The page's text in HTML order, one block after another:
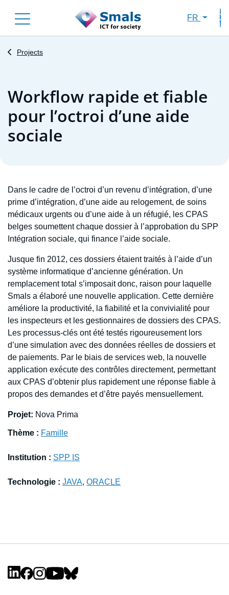
to
main
FR
Projects
Workflow rapide et fiable
pour l’octroi d’une aide
sociale
Dans le cadre de l’octroi d’un revenu d’intégration, d’une
prime d’intégration, d’une aide au relogement, de soins
médicaux urgents ou d’une aide à un réfugié, les CPAS
belges soumettent chaque dossier à l’approbation du SPP
Intégration sociale, qui finance l’aide sociale.
Jusque fin 2012, ces dossiers étaient traités à l’aide d’un
système informatique d’ancienne génération. Un
remplacement total s’imposait donc, raison pour laquelle
Smals a élaboré une nouvelle application. Cette dernière
améliore la productivité, la fiabilité et la convivialité pour
les inspecteurs et les gestionnaires de dossiers des CPAS.
Les processus-clés ont été testés rigoureusement lors
d’une simulation avec des données réelles de dossiers et
de paiements. Par le biais de services web, la nouvelle
application exécute des contrôles directement, permettant
aux CPAS d’obtenir plus rapidement une réponse fiable à
propos des demandes et d’être payés mensuellement.
Projet: Nova Prima
Thème : Famille
Institution : SPP IS
Technologie : JAVA, ORACLE